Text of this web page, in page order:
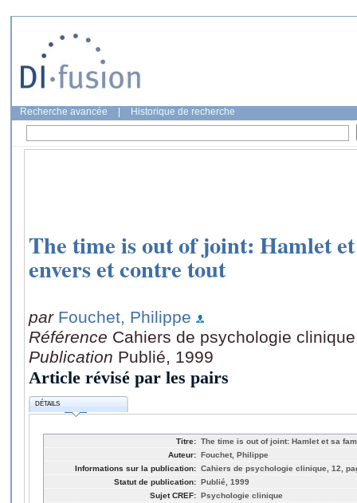
Recherche avancée Historique de recherche
The time is out of joint: Hamlet
envers et contre tout
par Fouchet, Philippe
Référence Cahiers de psychologie
Publication Publié, 1999
Article révisé par les pairs
DÉTAILS
Titre: The time is out of joint: Hamlet et sa
Auteur: Fouchet, Philippe
Informations sur la publication: Cahiers de psychologie clinique, 12,
Statut de publication: Publié, 1999
Sujet CREF: Psychologie clinique